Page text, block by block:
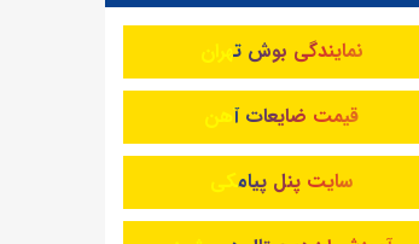
نمایندگی بوش تهران
قیمت ضایعات آهن
سایت پنل پیامکی